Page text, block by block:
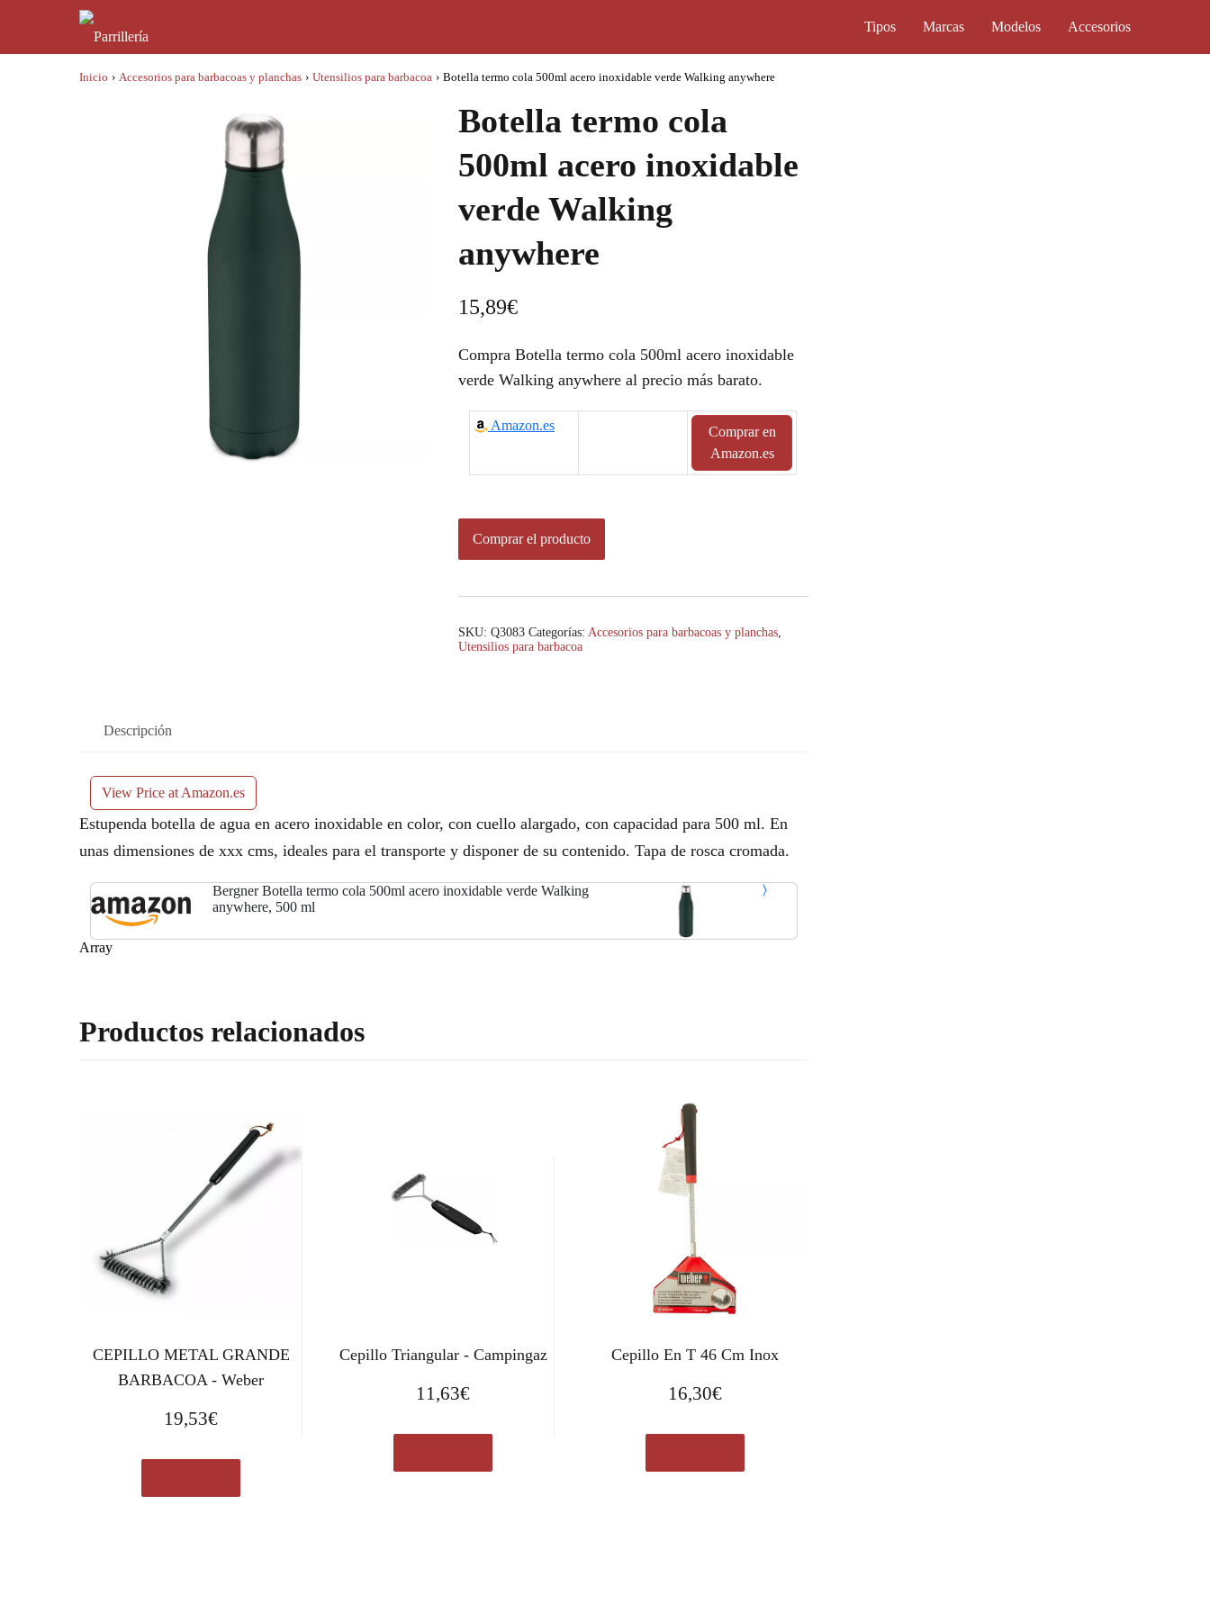
Tipos Marcas Modelos Accesorios
Inicio › Accesorios para barbacoas y planchas › Utensilios para barbacoa › Botella termo cola 500ml acero inoxidable verde Walking anywhere
Botella termo cola
500ml acero inoxidable
verde Walking
anywhere
15,89€
Compra Botella termo cola 500ml acero inoxidable
verde Walking anywhere al precio más barato.
Amazon.es
Comprar en
Amazon.es
Comprar el producto
SKU: Q3083 Categorías: Accesorios para barbacoas y planchas,
Utensilios para barbacoa
Descripción
View Price at Amazon.es
Estupenda botella de agua en acero inoxidable en color, con cuello alargado, con capacidad para 500 ml. En
unas dimensiones de xxx cms, ideales para el transporte y disponer de su contenido. Tapa de rosca cromada.
Bergner Botella termo cola 500ml acero inoxidable verde Walking
anywhere, 500 ml
Array
Productos relacionados
CEPILLO METAL GRANDE
BARBACOA - Weber
19,53€
Cepillo Triangular - Campingaz
11,63€
Cepillo En T 46 Cm Inox
16,30€